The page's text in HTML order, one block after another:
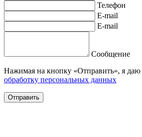
Телефон
E-mail
E-mail
Сообщение
Нажимая на кнопку «Отправить», я даю
обработку персональных данных
Отправить